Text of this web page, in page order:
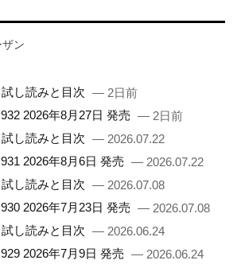
ザン
し読みと目次 — 2日前
2026年8月27日 発売 — 2日前
し読みと目次 — 2026.07.22
2026年8月6日 発売 — 2026.07.22
し読みと目次 — 2026.07.08
2026年7月23日 発売 — 2026.07.08
し読みと目次 — 2026.06.24
2026年7月9日 発売 — 2026.06.24